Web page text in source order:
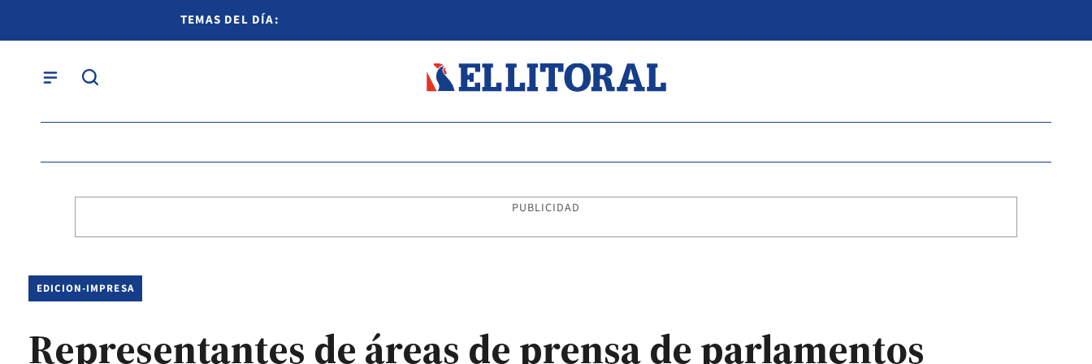
TEMAS DEL DÍA:
PUBLICIDAD
EDICION-IMPRESA
Representantes de áreas de prensa de parlamentos